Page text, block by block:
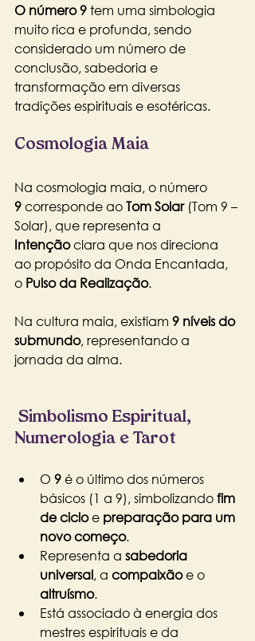
O número 9 tem uma simbologia
muito rica e profunda, sendo
considerado um número de
conclusão, sabedoria e
transformação em diversas
tradições espirituais e esotéricas.
Cosmologia Maia
Na cosmologia maia, o número
9 corresponde ao Tom Solar (Tom 9 –
Solar), que representa a
Intenção clara que nos direciona
ao propósito da Onda Encantada,
o Pulso da Realização.
Na cultura maia, existiam 9 níveis do
submundo, representando a
jornada da alma.
Simbolismo Espiritual,
Numerologia e Tarot
O 9 é o último dos números
básicos (1 a 9), simbolizando fim
de ciclo e preparação para um
novo começo.
Representa a sabedoria
universal, a compaixão e o
altruísmo.
Está associado à energia dos
mestres espirituais e da